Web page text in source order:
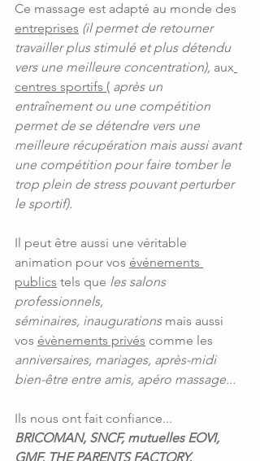
Ce massage est adapté au monde des
entreprises (il permet de retourner
travailler plus stimulé et plus détendu
vers une meilleure concentration), aux
centres sportifs ( après un
entraînement ou une compétition
permet de se détendre vers une
meilleure récupération mais aussi avant
une compétition pour faire tomber le
trop plein de stress pouvant perturber
le sportif).
Il peut être aussi une véritable
animation pour vos événements
publics tels que les salons
professionnels,
séminaires, inaugurations mais aussi
vos évènements privés comme les
anniversaires, mariages, après-midi
bien-être entre amis, apéro massage...
Ils nous ont fait confiance...
BRICOMAN, SNCF, mutuelles EOVI,
GMF, THE PARENTS FACTORY,